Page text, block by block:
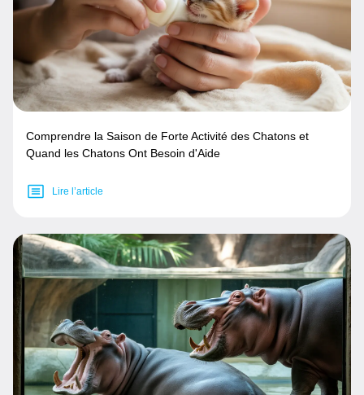
Comprendre la Saison de Forte Activité des Chatons et
Quand les Chatons Ont Besoin d'Aide
Lire l’article